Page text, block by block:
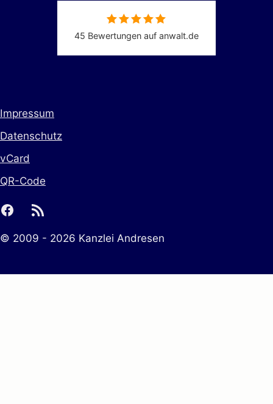
45 Bewertungen auf anwalt.de
© 2009 - 2026 Kanzlei Andresen
Impressum
Datenschutz
vCard
QR-Code
facebook